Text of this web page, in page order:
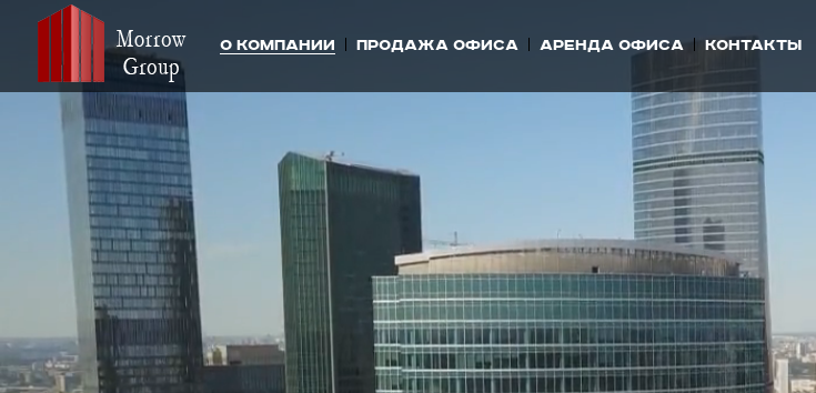
О компании Продажа офиса Аренда офиса Контакты